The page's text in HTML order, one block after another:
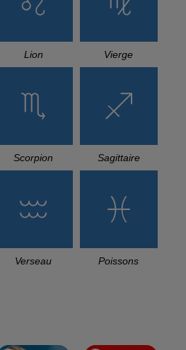
Lion Vierge
Scorpion Sagittaire
Verseau Poissons